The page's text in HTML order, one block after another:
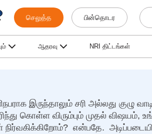
செலுத்த பின்தொடர
ஆதரவு NRI திட்டங்கள்
இருந்தாலும் சரி அல்லது குழு
கொள்ள விரும்பும் முதல்
நிர்வகிக்கிறோம்? என்பதே.